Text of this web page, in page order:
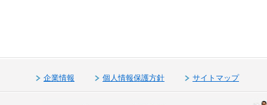
企業情報 個人情報保護方針 サイトマップ